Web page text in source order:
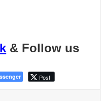
& Follow us
Post